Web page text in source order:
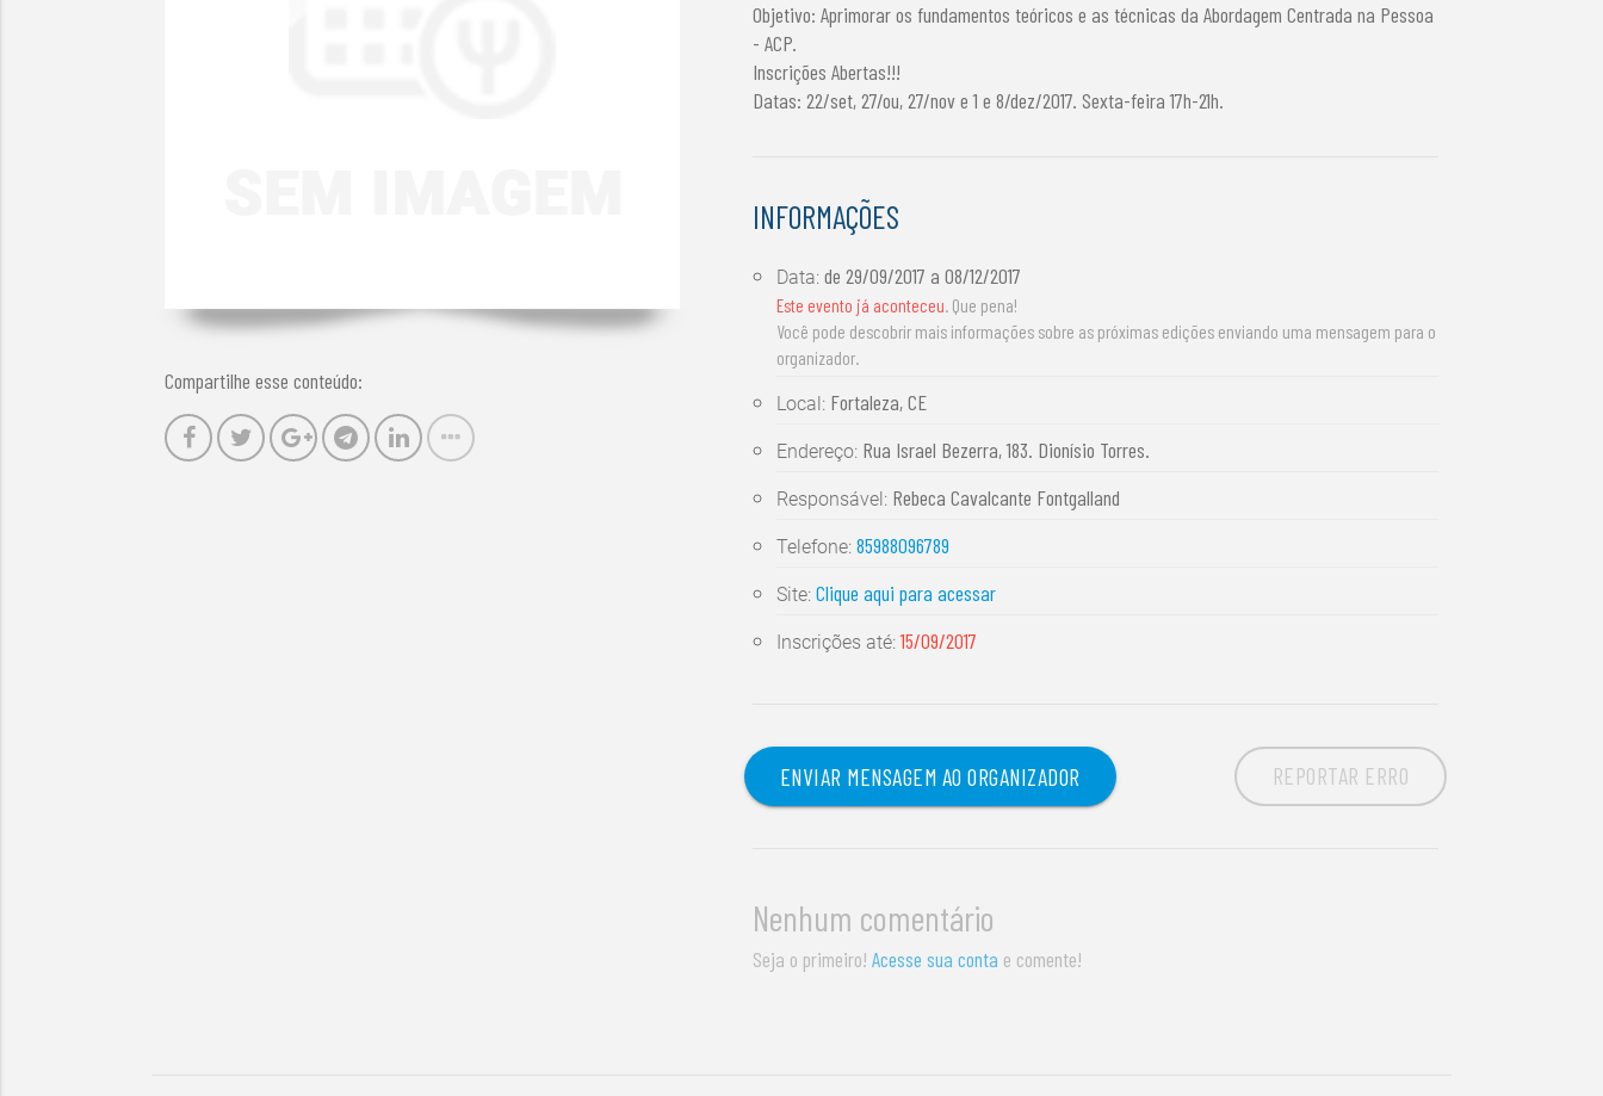
Compartilhe esse conteúdo:
Objetivo: Aprimorar os fundamentos teóricos e as técnicas da Abordagem Centrada na Pessoa
- ACP.
Inscrições Abertas!!!
Datas: 22/set, 27/ou, 27/nov e 1 e 8/dez/2017. Sexta-feira 17h-21h.
INFORMAÇÕES
Data:de 29/09/2017 a08/12/2017
Este evento já aconteceu. Que pena!
Você pode descobrir mais informações sobre as próximas edições enviando uma mensagem para o
organizador.
Local: Fortaleza, CE
Endereço: Rua Israel Bezerra, 183. Dionísio Torres.
Responsável: Rebeca Cavalcante Fontgalland
Telefone:85988096789
Site:Clique aqui para acessar
Inscrições até:15/09/2017
ENVIAR MENSAGEM AO ORGANIZADOR REPORTAR ERRO
Nenhum comentário
Seja o primeiro!Acesse sua conta e comente!